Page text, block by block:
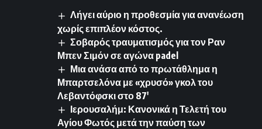
Λήγει αύριο η προθεσμία για ανανέωση
χωρίς επιπλέον κόστος.
Σοβαρός τραυματισμός για τον Ραν
Μπεν Σιμόν σε αγώνα padel
Μια ανάσα από το πρωτάθλημα η
Μπαρτσελόνα με «χρυσό» γκολ του
Λεβαντόφσκι στο 87′
Ιερουσαλήμ: Κανονικά η Τελετή του
Αγίου Φωτός μετά την παύση των